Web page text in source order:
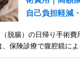
自己負担軽減
脱腸）の日帰り手術費
保険診療で腹腔鏡によ